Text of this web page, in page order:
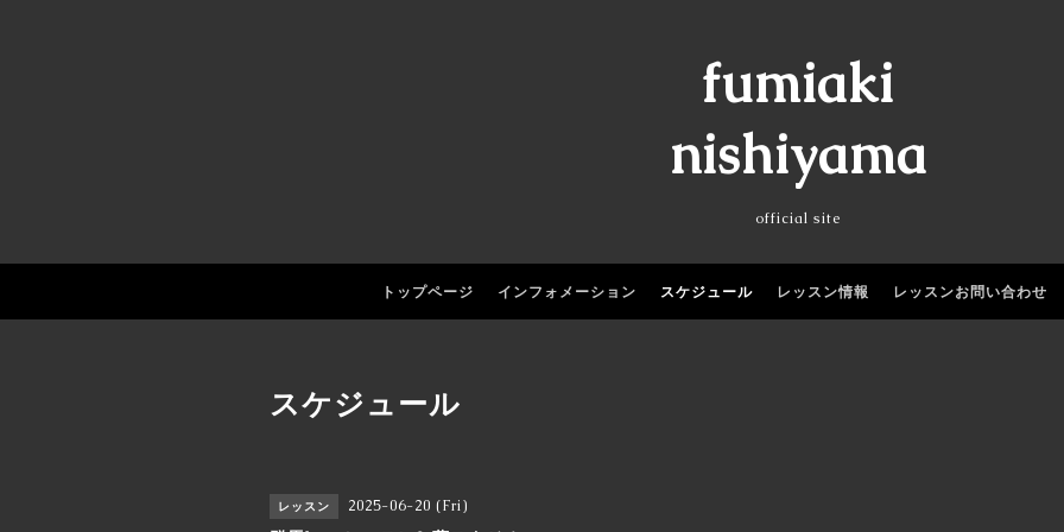
fumiaki
nishiyama
official site
トップページ インフォメーション スケジュール レッスン情報 レッスンお問い合わせ
スケジュール
レッスン 2025-06-20 (Fri)